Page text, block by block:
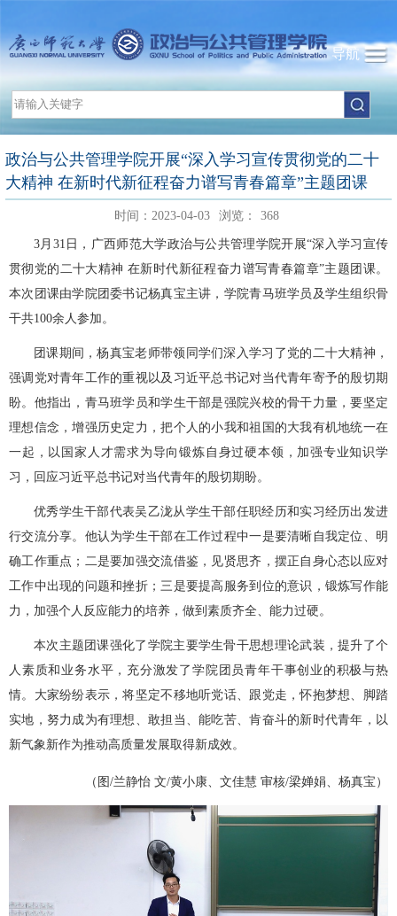
导航
政治与公共管理学院开展“深入学习宣传贯彻党的二十
大精神 在新时代新征程奋力谱写青春篇章”主题团课
时间：2023-04-03 浏览： 368
3月31日，广西师范大学政治与公共管理学院开展“深入学习宣传
贯彻党的二十大精神 在新时代新征程奋力谱写青春篇章”主题团课。
本次团课由学院团委书记杨真宝主讲，学院青马班学员及学生组织骨
干共100余人参加。
团课期间，杨真宝老师带领同学们深入学习了党的二十大精神，
强调党对青年工作的重视以及习近平总书记对当代青年寄予的殷切期
盼。他指出，青马班学员和学生干部是强院兴校的骨干力量，要坚定
理想信念，增强历史定力，把个人的小我和祖国的大我有机地统一在
一起，以国家人才需求为导向锻炼自身过硬本领，加强专业知识学
习，回应习近平总书记对当代青年的殷切期盼。
优秀学生干部代表吴乙泷从学生干部任职经历和实习经历出发进
行交流分享。他认为学生干部在工作过程中一是要清晰自我定位、明
确工作重点；二是要加强交流借鉴，见贤思齐，摆正自身心态以应对
工作中出现的问题和挫折；三是要提高服务到位的意识，锻炼写作能
力，加强个人反应能力的培养，做到素质齐全、能力过硬。
本次主题团课强化了学院主要学生骨干思想理论武装，提升了个
人素质和业务水平，充分激发了学院团员青年干事创业的积极与热
情。大家纷纷表示，将坚定不移地听党话、跟党走，怀抱梦想、脚踏
实地，努力成为有理想、敢担当、能吃苦、肯奋斗的新时代青年，以
新气象新作为推动高质量发展取得新成效。
（图/兰静怡 文/黄小康、文佳慧 审核/梁婵娟、杨真宝）